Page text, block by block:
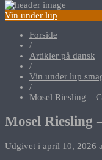
Vin under lup
Forside
/
Artikler på dansk
/
Vin under lup
/
Mosel Riesling –
Mosel Riesling
Udgivet i april 10, 2026